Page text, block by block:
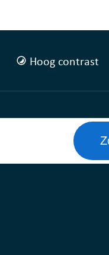
Hoog contrast